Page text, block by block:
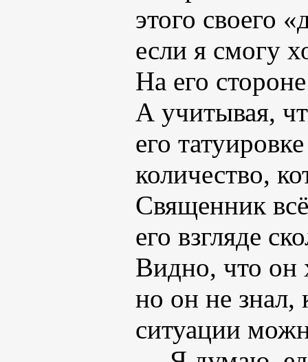
этого своего
если я смогу
На его
А учитывая,
его
количество,
Священник
его взгляде
Видно, что он
но он не знал,
ситуации